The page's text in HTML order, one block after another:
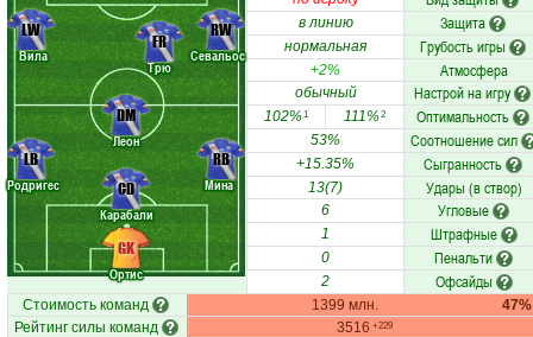
Ортис
Родригес
Карабали
Мина
Вила
Леон
Трю
Севальос
GK
LB
CD
RB
LW
DM
FR
RW в линию Защита
нормальная Грубость игры
+2% Атмосфера
обычный Настрой на игру
102%1 111%2 Оптимальность
53% Соотношение сил
+15.35% Сыгранность
13(7) Удары (в створ)
6 Угловые
1 Штрафные
0 Пенальти
2 Офсайды
Стоимость команд 1399 млн.
47%
Рейтинг силы команд
3516 +229